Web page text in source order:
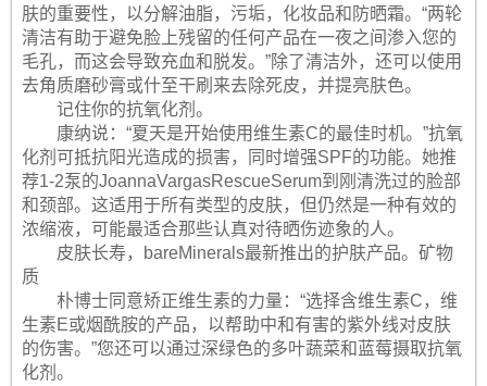
肤的重要性，以分解油脂，污垢，化妆品和防晒霜。“两轮
清洁有助于避免脸上残留的任何产品在一夜之间渗入您的
毛孔，而这会导致充血和脱发。”除了清洁外，还可以使用
去角质磨砂膏或什至干刷来去除死皮，并提亮肤色。
记住你的抗氧化剂。
康纳说：“夏天是开始使用维生素C的最佳时机。”抗氧
化剂可抵抗阳光造成的损害，同时增强SPF的功能。她推
荐1-2泵的JoannaVargasRescueSerum到刚清洗过的脸部
和颈部。这适用于所有类型的皮肤，但仍然是一种有效的
浓缩液，可能最适合那些认真对待晒伤迹象的人。
皮肤长寿，bareMinerals最新推出的护肤产品。矿物
质
朴博士同意矫正维生素的力量：“选择含维生素C，维
生素E或烟酰胺的产品，以帮助中和有害的紫外线对皮肤
的伤害。”您还可以通过深绿色的多叶蔬菜和蓝莓摄取抗氧
化剂。